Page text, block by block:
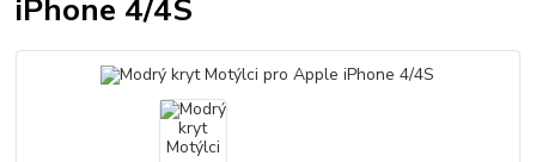
iPhone 4/4S